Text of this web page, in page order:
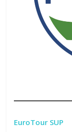
EuroTour SUP